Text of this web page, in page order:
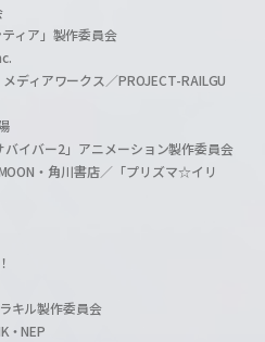
ィア」製作委員会
ディアワークス／PROJECT-RAILGU
イバー2」アニメーション製作委員会
・角川書店／「プリズマ☆イリ
キル製作委員会
・NEP